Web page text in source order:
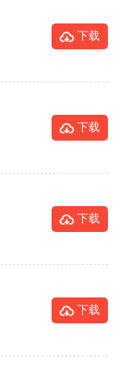
下载
下载
下载
下载